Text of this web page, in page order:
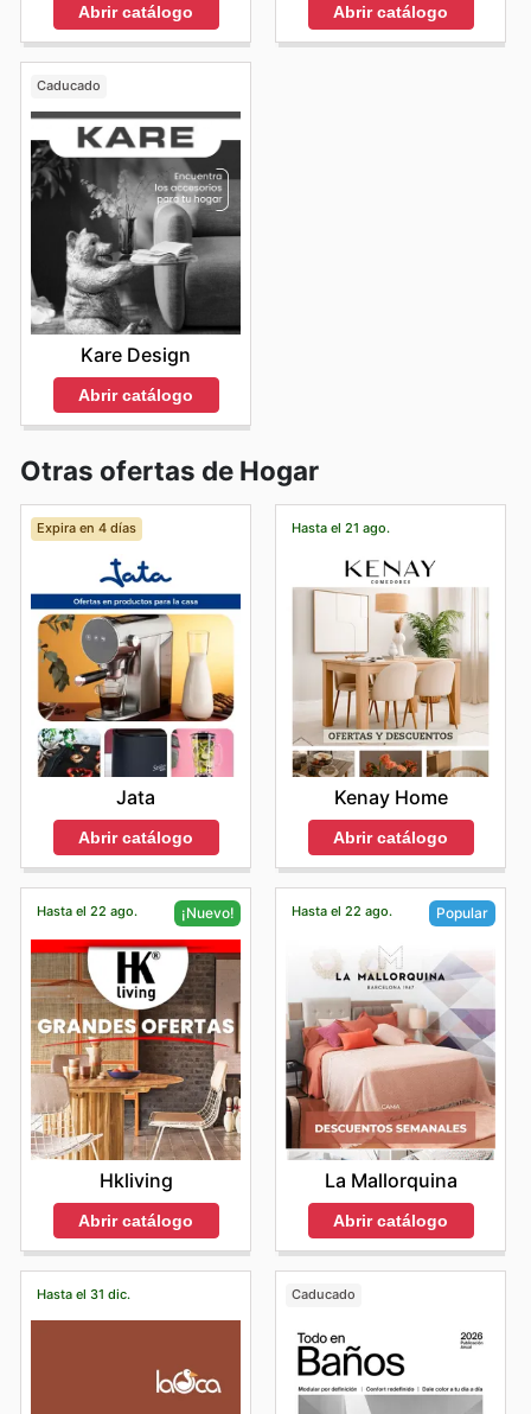
Abrir catálogo Abrir catálogo
Caducado
Kare Design
Abrir catálogo
Otras ofertas de Hogar
Expira en 4 días
Jata
Abrir catálogo
Hasta el 21 ago.
Kenay Home
Abrir catálogo
Hasta el 22 ago. ¡Nuevo!
Hkliving
Abrir catálogo
Hasta el 22 ago. Popular
La Mallorquina
Abrir catálogo
Hasta el 31 dic. Caducado